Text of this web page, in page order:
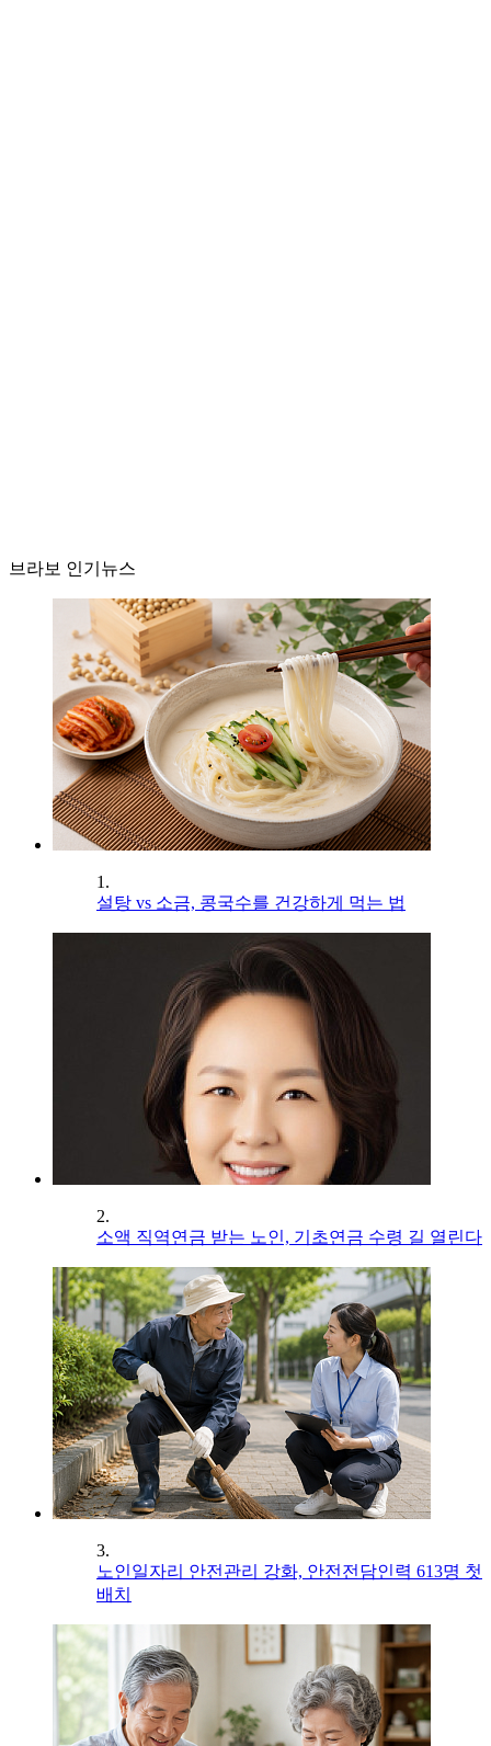
브라보 인기뉴스
1.
설탕 vs 소금, 콩국수를 건강하게 먹는 법
2.
소액 직역연금 받는 노인, 기초연금 수령 길 열린다
3.
노인일자리 안전관리 강화, 안전전담인력 613명 첫
배치